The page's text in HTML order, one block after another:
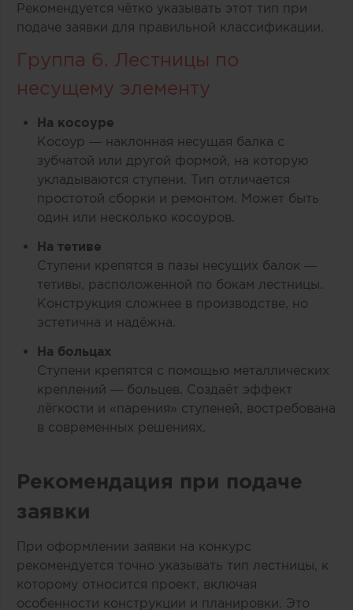
Рекомендуется чётко указывать этот тип при
подаче заявки для правильной классификации.
Группа 6. Лестницы по
несущему элементу
На косоуре
Косоур — наклонная несущая балка с
зубчатой или другой формой, на которую
укладываются ступени. Тип отличается
простотой сборки и ремонтом. Может быть
один или несколько косоуров.
На тетиве
Ступени крепятся в пазы несущих балок —
тетивы, расположенной по бокам лестницы.
Конструкция сложнее в производстве, но
эстетична и надёжна.
На больцах
Ступени крепятся с помощью металлических
креплений — больцев. Создаёт эффект
лёгкости и «парения» ступеней, востребована
в современных решениях.
Рекомендация при подаче
заявки
При оформлении заявки на конкурс
рекомендуется точно указывать тип лестницы, к
которому относится проект, включая
особенности конструкции и планировки. Это